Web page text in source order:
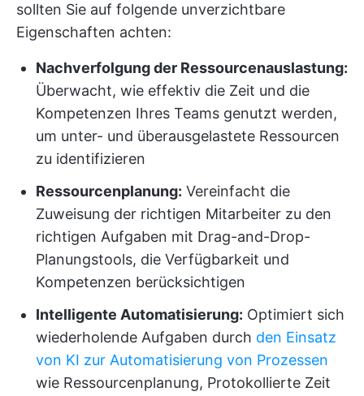
sollten Sie auf folgende unverzichtbare
Eigenschaften achten:
Nachverfolgung der Ressourcenauslastung:
Überwacht, wie effektiv die Zeit und die
Kompetenzen Ihres Teams genutzt werden,
um unter- und überausgelastete Ressourcen
zu identifizieren
Ressourcenplanung: Vereinfacht die
Zuweisung der richtigen Mitarbeiter zu den
richtigen Aufgaben mit Drag-and-Drop-
Planungstools, die Verfügbarkeit und
Kompetenzen berücksichtigen
Intelligente Automatisierung: Optimiert sich
wiederholende Aufgaben durch den Einsatz
von KI zur Automatisierung von Prozessen
wie Ressourcenplanung, Protokollierte Zeit